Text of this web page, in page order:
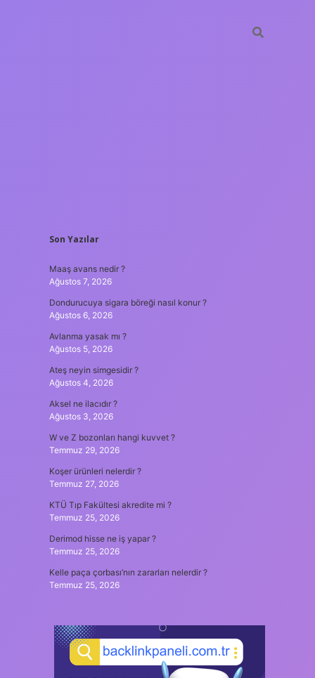
SIDEBAR
Son Yazılar
Maaş avans nedir ?
Ağustos 7, 2026
Dondurucuya sigara böreği nasıl konur ?
Ağustos 6, 2026
Avlanma yasak mı ?
Ağustos 5, 2026
Ateş neyin simgesidir ?
Ağustos 4, 2026
Aksel ne ilacıdır ?
Ağustos 3, 2026
W ve Z bozonları hangi kuvvet ?
Temmuz 29, 2026
Koşer ürünleri nelerdir ?
Temmuz 27, 2026
KTÜ Tıp Fakültesi akredite mi ?
Temmuz 25, 2026
Derimod hisse ne iş yapar ?
Temmuz 25, 2026
Kelle paça çorbası’nın zararları nelerdir ?
Temmuz 25, 2026